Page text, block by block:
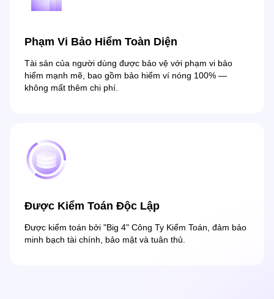
Phạm Vi Bảo Hiểm Toàn Diện
Tài sản của người dùng được bảo vệ với phạm vi bảo
hiểm mạnh mẽ, bao gồm bảo hiểm ví nóng 100% —
không mất thêm chi phí.
Được Kiểm Toán Độc Lập
Được kiểm toán bởi "Big 4" Công Ty Kiểm Toán, đảm bảo
minh bạch tài chính, bảo mật và tuân thủ.